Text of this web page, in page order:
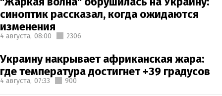
синоптик рассказал, когда ожидаются
изменения
4 августа, 08:00 2306
Украину накрывает африканская жара:
где температура достигнет +39 градусов
4 августа, 07:33 900